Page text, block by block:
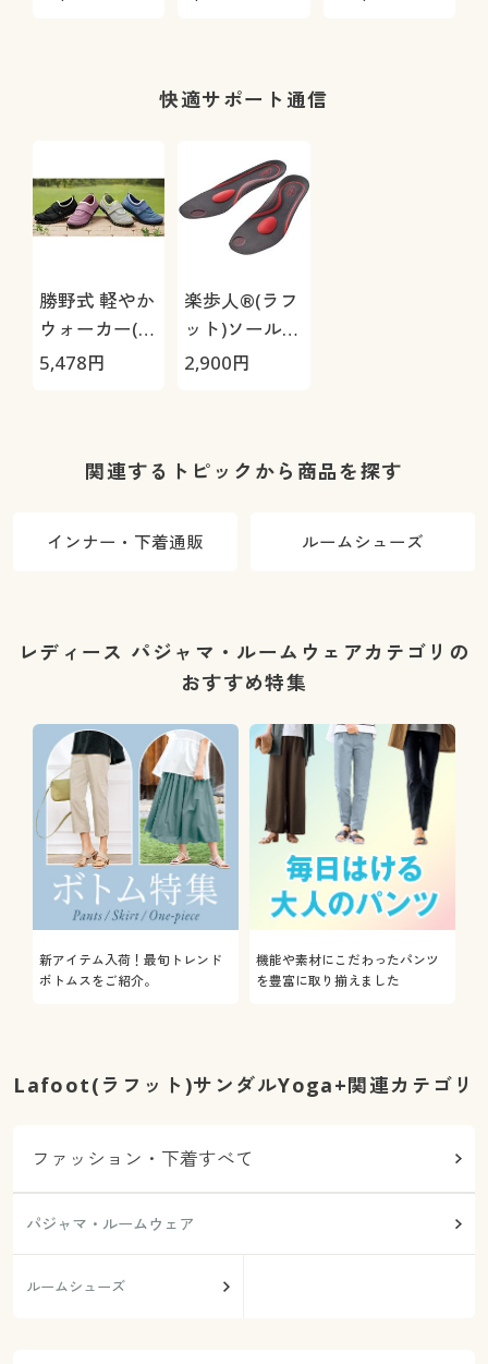
快適サポート通信
勝野式 軽やか
ウォーカー(ワ
イズ4E相当)/
5,478円
楽歩人®(ラフ
ット)ソール
PRO
2,900円
関連するトピックから商品を探す
インナー・下着通販 ルームシューズ
レディース パジャマ・ルームウェアカテゴリの
おすすめ特集
新アイテム入荷！最旬トレンド
ボトムスをご紹介。
機能や素材にこだわったパンツ
を豊富に取り揃えました
Lafoot(ラフット)サンダルYoga+関連カテゴリ
ファッション・下着すべて
パジャマ・ルームウェア
ルームシューズ